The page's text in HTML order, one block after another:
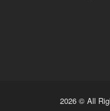
2026 © All